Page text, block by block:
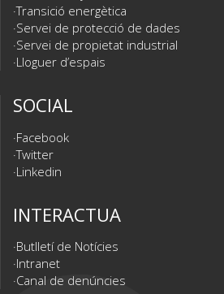
Transició energètica
Servei de protecció de dades
Servei de propietat industrial
Lloguer d’espais
SOCIAL
Facebook
Twitter
Linkedin
INTERACTUA
Butlletí de Notícies
Intranet
Canal de denúncies